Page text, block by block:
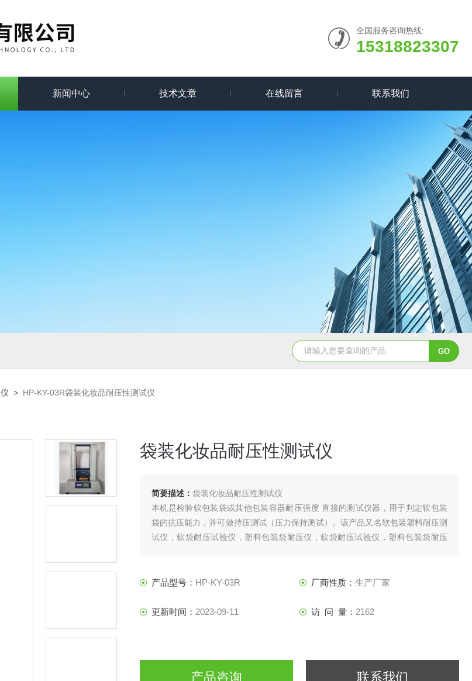
全国服务咨询热线:
15318823307
新闻中心 技术文章 在线留言 联系我们
> HP-KY-03R袋装化妆品耐压性测试仪
袋装化妆品耐压性测试仪
简要描述： 袋装化妆品耐压性测试仪
本机是检验软包装袋或其他包装容器耐压强度 直接的测试仪器，用于判定软包装
袋的抗压能力，并可做持压测试（压力保持测试）。该产品又名软包装塑料耐压测
试仪，软袋耐压试验仪，塑料包装袋耐压仪，软袋耐压试验仪，塑料包装袋耐压
产品型号： HP-KY-03R 厂商性质： 生产厂家
更新时间： 2023-09-11 访 问 量： 2162
产品咨询 联系我们